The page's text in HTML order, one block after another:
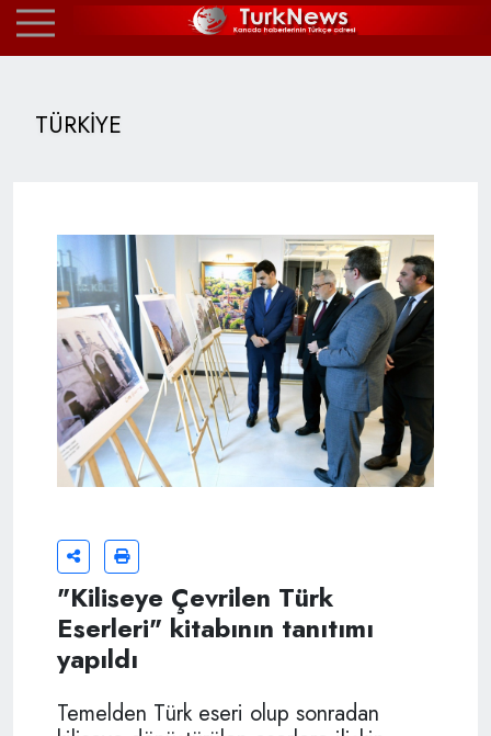
TÜRKİYE
"Kiliseye Çevrilen Türk
Eserleri" kitabının tanıtımı
yapıldı
Temelden Türk eseri olup sonradan